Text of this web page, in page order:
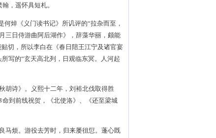
，遥怀具短札。
焯《义门读书记》所讥评的“拉杂而至，
三日侍游曲阿后湖作》，辞藻华丽，颇能
切，所以李白在《春日陪王江宁及诸官宴
写的“玄天高北列，日观临东冥。人河起
胡诗》。义熙十二年，刘裕北伐取得胜
到前线祝贺，《北使洛》、《还至梁城
马烦。游役去芳时，归来屡徂愆。蓬心既